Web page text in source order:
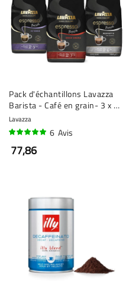
Pack d'échantillons Lavazza
Barista - Café en grain- 3 x 1
kilo
Lavazza
6 Avis
77,86